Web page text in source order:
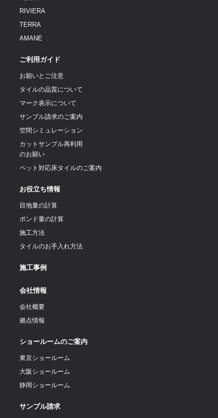
RIVIERA
TERRA
AMANE
ご利用ガイド
お願いとご注意
タイルの品質について
マーク表示について
サンプル請求のご案内
空間シミュレーション
カットサンプル再利用
のお願い
ペット対応床タイルのご案内
お役立ち情報
目地量の計算
ポンド量の計算
施工方法
タイルのお手入れ方法
施工事例
会社情報
会社概要
拠点情報
ショールームのご案内
東京ショールーム
大阪ショールーム
静岡ショールーム
サンプル請求